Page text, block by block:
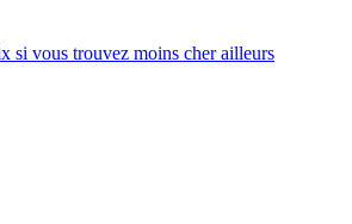
si vous trouvez moins cher ailleurs